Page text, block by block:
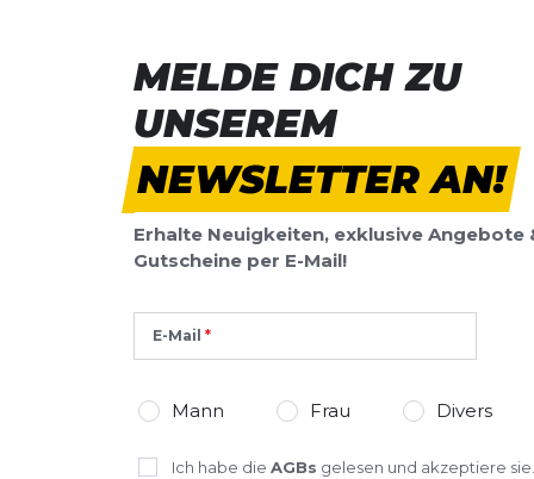
MELDE DICH ZU
UNSEREM
NEWSLETTER AN!
Erhalte Neuigkeiten, exklusive Angebote
Gutscheine per E-Mail!
E-Mail
Mann Frau Divers
Ich habe die AGBs gelesen und akzeptiere sie.